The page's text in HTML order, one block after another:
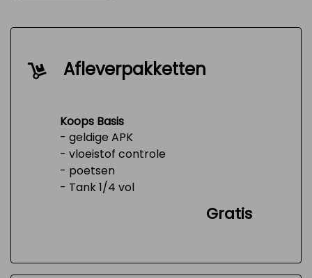
Afleverpakketten
Koops Basis
- geldige APK
- vloeistof controle
- poetsen
- Tank 1/4 vol
Gratis